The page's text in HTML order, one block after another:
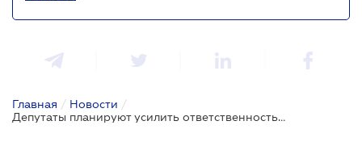
Главная / Новости /
Депутаты планируют усилить ответственность предприятий за нарушение требований финконтроля